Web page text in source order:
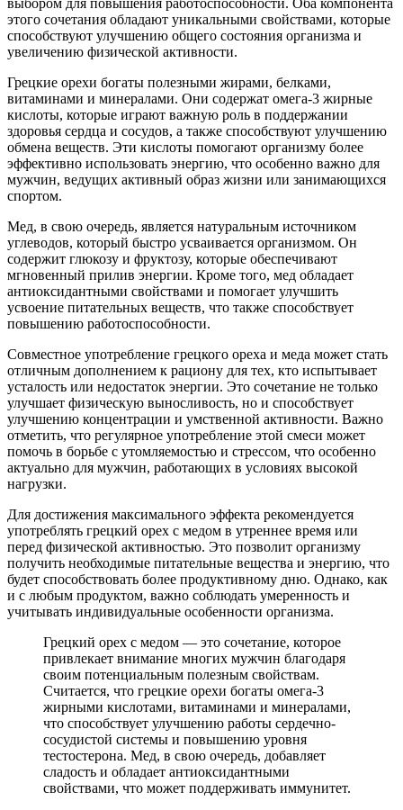
выбором для повышения работоспособности. Оба компонента
этого сочетания обладают уникальными свойствами, которые
способствуют улучшению общего состояния организма и
увеличению физической активности.
Грецкие орехи богаты полезными жирами, белками,
витаминами и минералами. Они содержат омега-3 жирные
кислоты, которые играют важную роль в поддержании
здоровья сердца и сосудов, а также способствуют улучшению
обмена веществ. Эти кислоты помогают организму более
эффективно использовать энергию, что особенно важно для
мужчин, ведущих активный образ жизни или занимающихся
спортом.
Мед, в свою очередь, является натуральным источником
углеводов, который быстро усваивается организмом. Он
содержит глюкозу и фруктозу, которые обеспечивают
мгновенный прилив энергии. Кроме того, мед обладает
антиоксидантными свойствами и помогает улучшить
усвоение питательных веществ, что также способствует
повышению работоспособности.
Совместное употребление грецкого ореха и меда может стать
отличным дополнением к рациону для тех, кто испытывает
усталость или недостаток энергии. Это сочетание не только
улучшает физическую выносливость, но и способствует
улучшению концентрации и умственной активности. Важно
отметить, что регулярное употребление этой смеси может
помочь в борьбе с утомляемостью и стрессом, что особенно
актуально для мужчин, работающих в условиях высокой
нагрузки.
Для достижения максимального эффекта рекомендуется
употреблять грецкий орех с медом в утреннее время или
перед физической активностью. Это позволит организму
получить необходимые питательные вещества и энергию, что
будет способствовать более продуктивному дню. Однако, как
и с любым продуктом, важно соблюдать умеренность и
учитывать индивидуальные особенности организма.
Грецкий орех с медом — это сочетание, которое
привлекает внимание многих мужчин благодаря
своим потенциальным полезным свойствам.
Считается, что грецкие орехи богаты омега-3
жирными кислотами, витаминами и минералами,
что способствует улучшению работы сердечно-
сосудистой системы и повышению уровня
тестостерона. Мед, в свою очередь, добавляет
сладость и обладает антиоксидантными
свойствами, что может поддерживать иммунитет.